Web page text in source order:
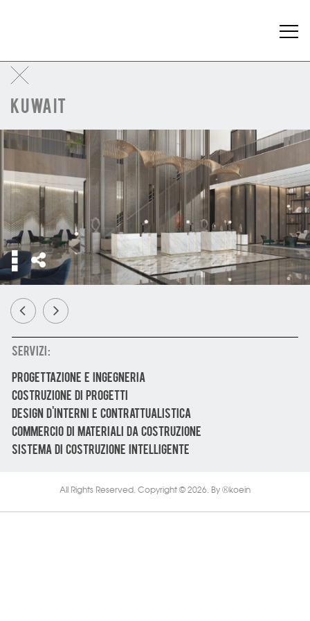
KUWAIT
SERVIZI :
PROGETTAZIONE E INGEGNERIA
COSTRUZIONE DI PROGETTI
DESIGN D'INTERNI E CONTRATTUALISTICA
COMMERCIO DI MATERIALI DA COSTRUZIONE
SISTEMA DI COSTRUZIONE INTELLIGENTE
All Rights Reserved. Copyright © 2026. By Ⓚkoein